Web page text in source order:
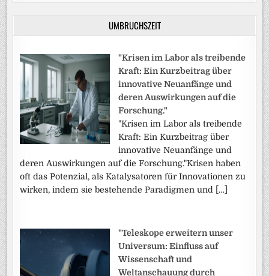
UMBRUCHSZEIT
"Krisen im Labor als treibende
Kraft: Ein Kurzbeitrag über
innovative Neuanfänge und
deren Auswirkungen auf die
Forschung."
"Krisen im Labor als treibende
Kraft: Ein Kurzbeitrag über
innovative Neuanfänge und
deren Auswirkungen auf die Forschung."Krisen haben
oft das Potenzial, als Katalysatoren für Innovationen zu
wirken, indem sie bestehende Paradigmen und […]
"Teleskope erweitern unser
Universum: Einfluss auf
Wissenschaft und
Weltanschauung durch